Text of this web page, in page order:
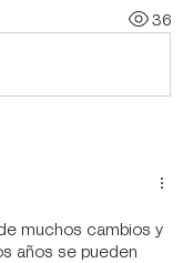
36
muchos cambios y
años se pueden